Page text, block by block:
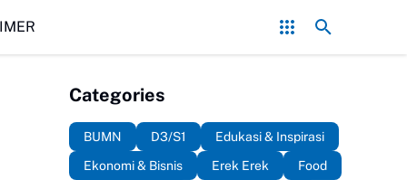
Mbappe Top Skor Sementara Setelah Cetak Gol ke Gawang
Categories
BUMN D3/S1
Edukasi & Inspirasi
Ekonomi & Bisnis
Erek Erek
Food